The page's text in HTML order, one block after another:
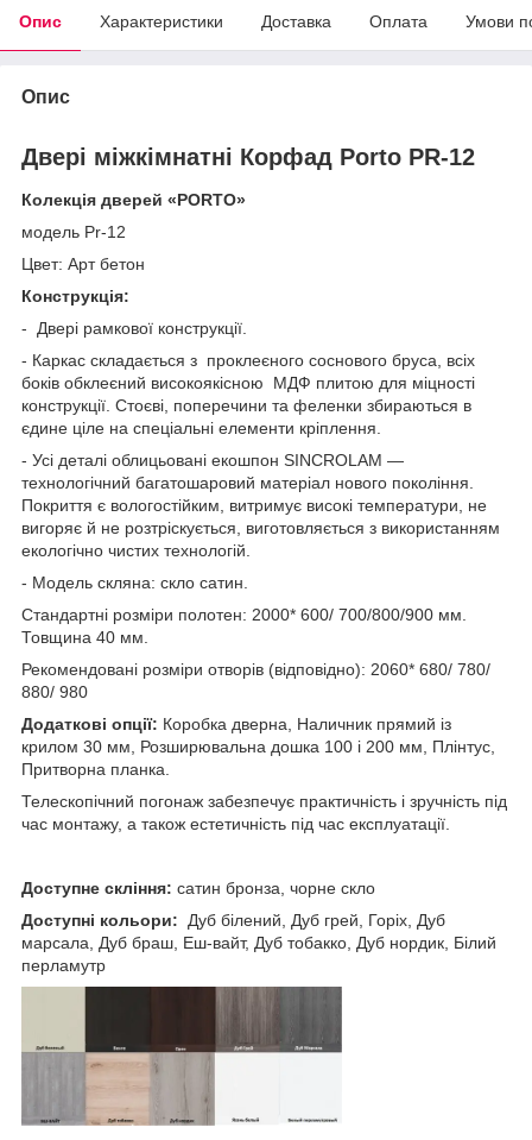
Опис Характеристики Доставка Оплата Умови
Опис
Двері міжкімнатні Корфад Porto PR-12
Колекція дверей «PORTO»
модель Pr-12
Цвет: Арт бетон
Конструкція:
- Двері рамкової конструкції.
- Каркас складається з проклеєного соснового бруса, всіх
боків обклеєний високоякісною МДФ плитою для міцності
конструкції. Стоєві, поперечини та феленки збираються в
єдине ціле на спеціальні елементи кріплення.
- Усі деталі облицьовані екошпон SINCROLAM —
технологічний багатошаровий матеріал нового покоління.
Покриття є вологостійким, витримує високі температури, не
вигоряє й не розтріскується, виготовляється з використанням
екологічно чистих технологій.
- Модель скляна: скло сатин.
Стандартні розміри полотен: 2000* 600/ 700/800/900 мм.
Товщина 40 мм.
Рекомендовані розміри отворів (відповідно): 2060* 680/ 780/
880/ 980
Додаткові опції: Коробка дверна, Наличник прямий із
крилом 30 мм, Розширювальна дошка 100 і 200 мм, Плінтус,
Притворна планка.
Телескопічний погонаж забезпечує практичність і зручність під
час монтажу, а також естетичність під час експлуатації.
Доступне скління: сатин бронза, чорне скло
Доступні кольори: Дуб білений, Дуб грей, Горіх, Дуб
марсала, Дуб браш, Еш-вайт, Дуб тобакко, Дуб нордик, Білий
перламутр